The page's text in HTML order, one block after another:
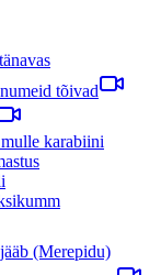
tõivad
karabiini
(Merepidu)